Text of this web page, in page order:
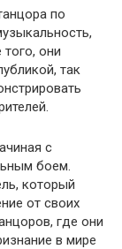
по
они
так
с
боем.
который
от своих
где они
в мире